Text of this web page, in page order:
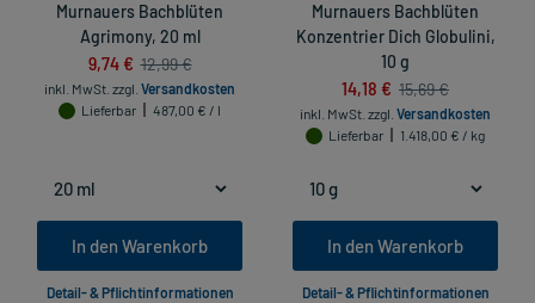
Murnauers Bachblüten
Agrimony, 20 ml
9,74 € 12,99 €
inkl. MwSt. zzgl. Versandkosten
Lieferbar
487,00 € / l
In den Warenkorb
Detail- & Pflichtinformationen
Murnauers Bachblüten
Konzentrier Dich Globulini,
10 g
14,18 € 15,69 €
inkl. MwSt. zzgl. Versandkosten
Lieferbar
1.418,00 € / kg
In den Warenkorb
Detail- & Pflichtinformationen